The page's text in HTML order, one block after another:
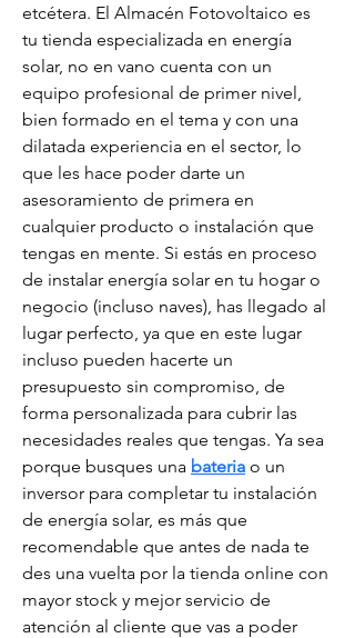
etcétera. El Almacén Fotovoltaico es
tu tienda especializada en energía
solar, no en vano cuenta con un
equipo profesional de primer nivel,
bien formado en el tema y con una
dilatada experiencia en el sector, lo
que les hace poder darte un
asesoramiento de primera en
cualquier producto o instalación que
tengas en mente. Si estás en proceso
de instalar energía solar en tu hogar o
negocio (incluso naves), has llegado al
lugar perfecto, ya que en este lugar
incluso pueden hacerte un
presupuesto sin compromiso, de
forma personalizada para cubrir las
necesidades reales que tengas. Ya sea
porque busques una bateria o un
inversor para completar tu instalación
de energía solar, es más que
recomendable que antes de nada te
des una vuelta por la tienda online con
mayor stock y mejor servicio de
atención al cliente que vas a poder